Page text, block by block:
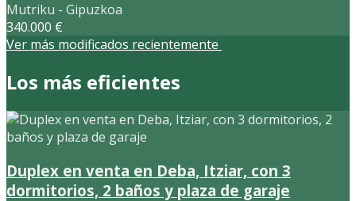
Mutriku - Gipuzkoa
340.000 €
Ver más modificados recientemente
Los más eficientes
Duplex en venta en Deba, Itziar, con 3
dormitorios, 2 baños y plaza de garaje